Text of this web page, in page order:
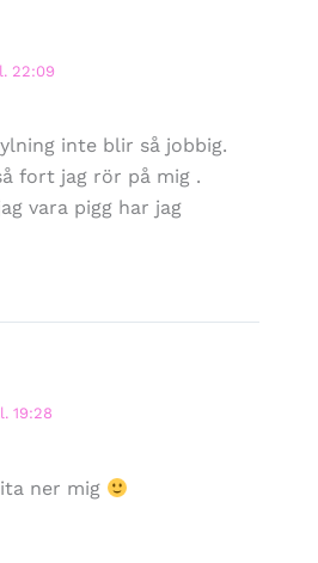
22:09
inte blir så jobbig.
fort jag rör på mig .
vara pigg har jag
19:28
ner mig